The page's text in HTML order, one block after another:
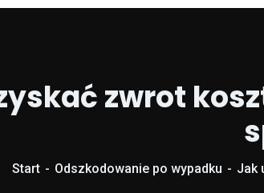
zwrot
Start Odszkodowanie po wypadku Jak